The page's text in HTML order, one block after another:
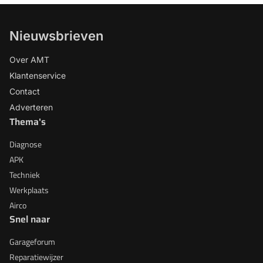
Nieuwsbrieven
Over AMT
Klantenservice
Contact
Adverteren
Thema's
Diagnose
APK
Techniek
Werkplaats
Airco
Snel naar
Garageforum
Reparatiewijzer